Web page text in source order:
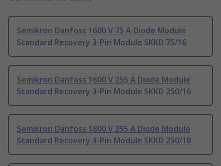
Semikron Danfoss 1600 V 75 A Diode Module
Standard Recovery 3-Pin Module SKKD 75/16
Semikron Danfoss 1600 V 255 A Diode Module
Standard Recovery 3-Pin Module SKKD 250/16
Semikron Danfoss 1800 V 255 A Diode Module
Standard Recovery 3-Pin Module SKKD 250/18